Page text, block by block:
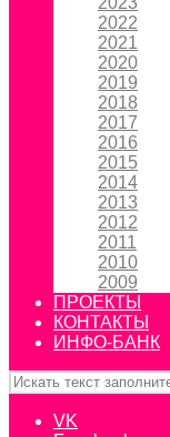
2022
2021
2020
2019
2018
2017
2016
2015
2014
2013
2012
2011
2010
2009
ПРОЕКТЫ
КОНТАКТЫ
ИНФО-БАНК
VK